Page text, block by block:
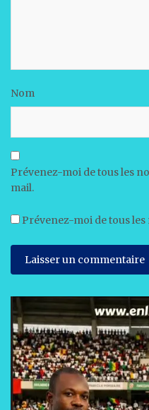
Nom
Prévenez-moi de tous les
mail.
Prévenez-moi de tous